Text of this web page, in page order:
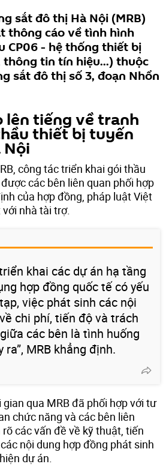
sắt đô thị Hà Nội (MRB)
thông cáo về tình hình
CP06 - hệ thống thiết bị
thông tin tín hiệu...) thuộc
sắt đô thị số 3, đoạn Nhổn
lên tiếng về tranh
thiết bị tuyến
Nội
công tác triển khai gói thầu
các bên liên quan phối hợp
của hợp đồng, pháp luật Việt
nhà tài trợ.
khai các dự án hạ tầng
hợp đồng quốc tế có yếu
việc phát sinh các nội
chi phí, tiến độ và trách
các bên là tình huống
MRB khẳng định.
qua MRB đã phối hợp với tư
chức năng và các bên liên
các vấn đề về kỹ thuật, tiến
nội dung hợp đồng phát sinh
dự án.